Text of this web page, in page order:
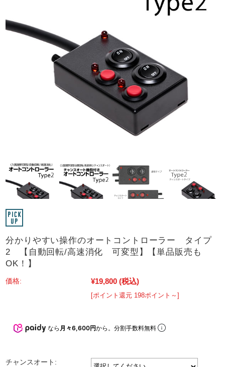
分かりやすい操作のオートコントローラー タイプ
2 【自動回転/高速消化 可変型】【単品販売も
OK！】
価格: ¥19,800 (税込)
[ポイント還元 198ポイント～]
なら 月々6,600円から。分割手数料無料
チャンスオート: